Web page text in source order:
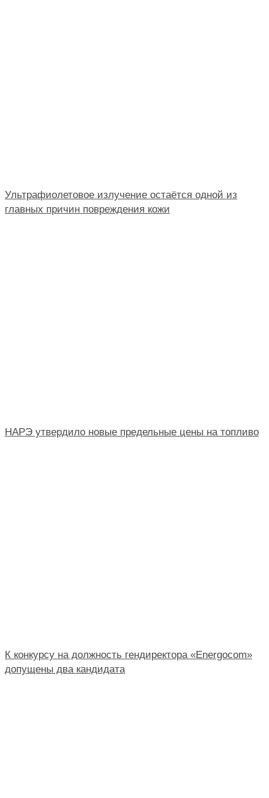
Ультрафиолетовое излучение остаётся одной из
главных причин повреждения кожи
НАРЭ утвердило новые предельные цены на топливо
К конкурсу на должность гендиректора «Energocom»
допущены два кандидата